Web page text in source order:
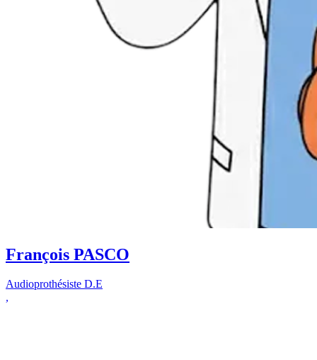
François PASCO
Audioprothésiste D.E
,